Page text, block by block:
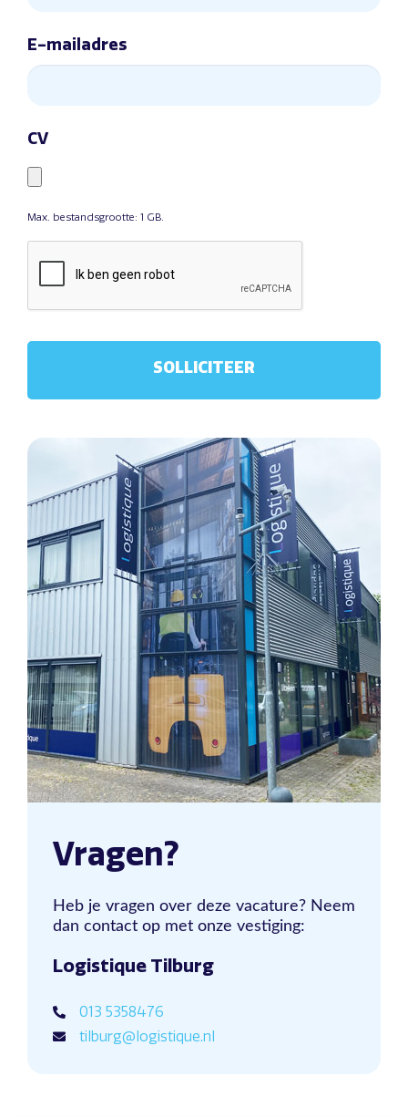
E-mailadres
CV
Max. bestandsgrootte: 1 GB.
Vragen?
Heb je vragen over deze vacature? Neem
dan contact op met onze vestiging:
Logistique Tilburg
013 5358476
tilburg@logistique.nl